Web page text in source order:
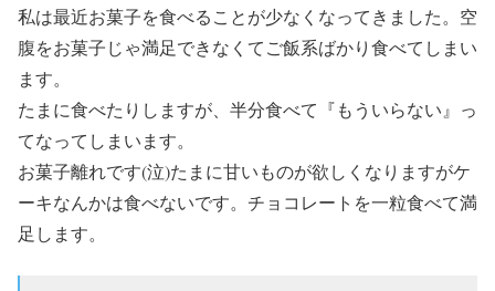
私は最近お菓子を食べることが少なくなってきました。空
腹をお菓子じゃ満足できなくてご飯系ばかり食べてしまい
ます。
たまに食べたりしますが、半分食べて『もういらない』っ
てなってしまいます。
お菓子離れです(泣)たまに甘いものが欲しくなりますがケ
ーキなんかは食べないです。チョコレートを一粒食べて満
足します。